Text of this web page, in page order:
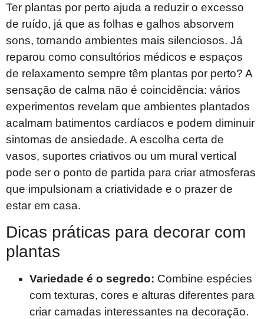
Ter plantas por perto ajuda a reduzir o excesso
de ruído, já que as folhas e galhos absorvem
sons, tornando ambientes mais silenciosos. Já
reparou como consultórios médicos e espaços
de relaxamento sempre têm plantas por perto? A
sensação de calma não é coincidência: vários
experimentos revelam que ambientes plantados
acalmam batimentos cardíacos e podem diminuir
sintomas de ansiedade. A escolha certa de
vasos, suportes criativos ou um mural vertical
pode ser o ponto de partida para criar atmosferas
que impulsionam a criatividade e o prazer de
estar em casa.
Dicas práticas para decorar com
plantas
Variedade é o segredo: Combine espécies
com texturas, cores e alturas diferentes para
criar camadas interessantes na decoração.